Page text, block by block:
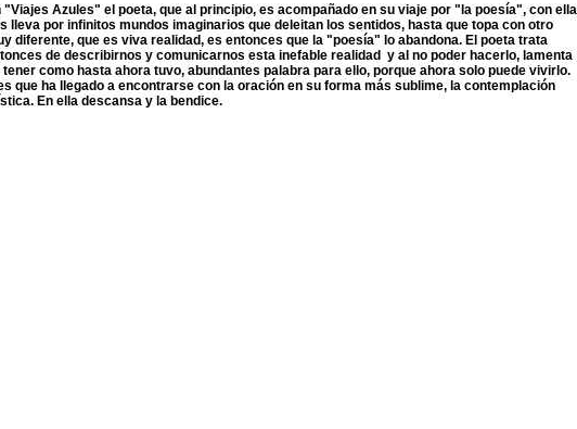
"Viajes Azules" el poeta, que al principio, es acompañado en su viaje por "la poesía", con ella
lleva por infinitos mundos imaginarios que deleitan los sentidos, hasta que topa con otro
diferente, que es viva realidad, es entonces que la "poesía" lo abandona. El poeta trata
de describirnos y comunicarnos esta inefable realidad y al no poder hacerlo, lamenta
tener como hasta ahora tuvo, abundantes palabra para ello, porque ahora solo puede vivirlo.
que ha llegado a encontrarse con la oración en su forma más sublime, la contemplación
En ella descansa y la bendice.